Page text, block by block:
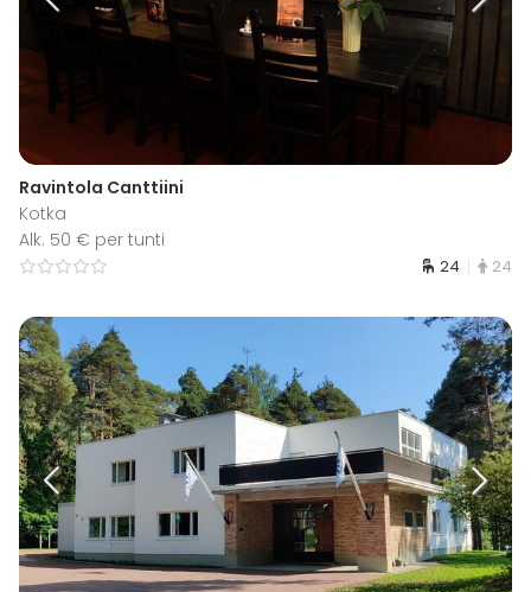
Ravintola Canttiini
Kotka
Alk. 50 € per tunti
24 24